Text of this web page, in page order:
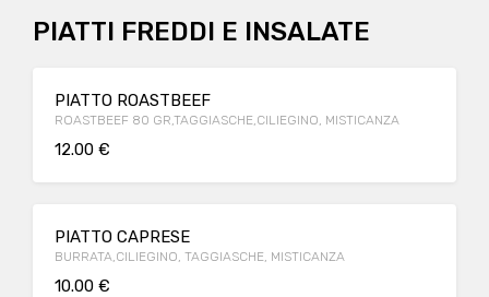
PIATTI FREDDI E INSALATE
PIATTO ROASTBEEF
ROASTBEEF 80 GR,TAGGIASCHE,CILIEGINO, MISTICANZA
12.00 €
PIATTO CAPRESE
BURRATA,CILIEGINO, TAGGIASCHE, MISTICANZA
10.00 €